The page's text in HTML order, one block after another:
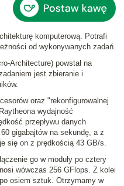
komputerową. Potrafi
od wykonywanych zadań.
Architecture) powstał na
jest zbieranie i
oraz "rekonfigurowalnej
wydajność
przepływu danych
gigabajtów na sekundę, a z
się on z prędkością 43 GB/s.
go w moduły po cztery
wówczas 256 GFlops. Z kolei
osiem sztuk. Otrzymamy w